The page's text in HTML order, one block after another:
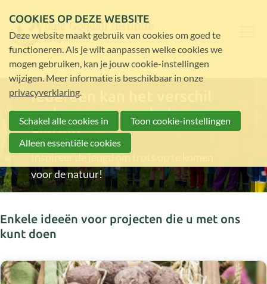
Iedereen kan het verschil
maken voor een betere
wereld
Inspireer de jeugd om trots op te komen
voor de natuur!
Enkele ideeën voor projecten die u met ons
kunt doen
COOKIES OP DEZE WEBSITE
Deze website maakt gebruik van cookies om goed te
functioneren. Als je wilt aanpassen welke cookies we
mogen gebruiken, kan je jouw cookie-instellingen
wijzigen. Meer informatie is beschikbaar in onze
privacyverklaring.
Schakel alle cookies in
Toon cookie-instellingen
Alleen essentiële cookies